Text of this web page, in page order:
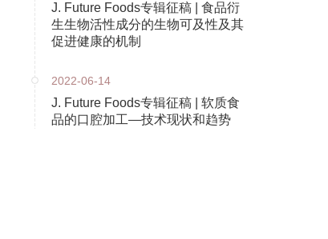
J. Future Foods专辑征稿 | 食品衍
生生物活性成分的生物可及性及其
促进健康的机制
2022-06-14
J. Future Foods专辑征稿 | 软质食
品的口腔加工—技术现状和趋势